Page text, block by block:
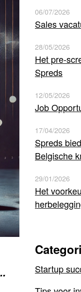
06/07/2026
Sales
28/05/2026
Het pre-
Spreds
12/05/2026
Job
17/04/2026
Spreds
Belgische
29/01/2026
Het
Startup